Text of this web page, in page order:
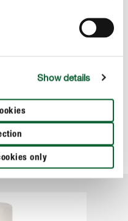
Show details
only
let omezenou tvorbu
opatřením, které
například
housenkám a